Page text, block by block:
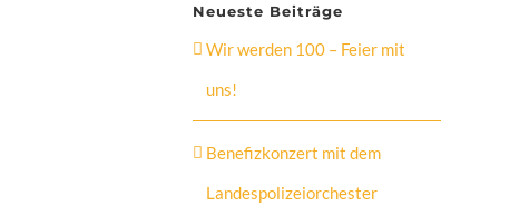
Neueste Beiträge
Wir werden 100 – Feier mit
uns!
Benefizkonzert mit dem
Landespolizeiorchester